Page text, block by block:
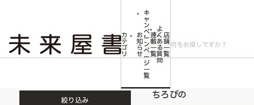
カ
テ
ゴ
リ
お
知
ら
せ
キ
ャ
ン
ペ
ー
ン
ペ
ー
ジ
一
覧
連
載
一
覧
よ
く
あ
る
質
問
店
舗
一
覧
Youtuber・アイドル・タレント・ミュージシャン・俳優
絞り込み ちろぴの